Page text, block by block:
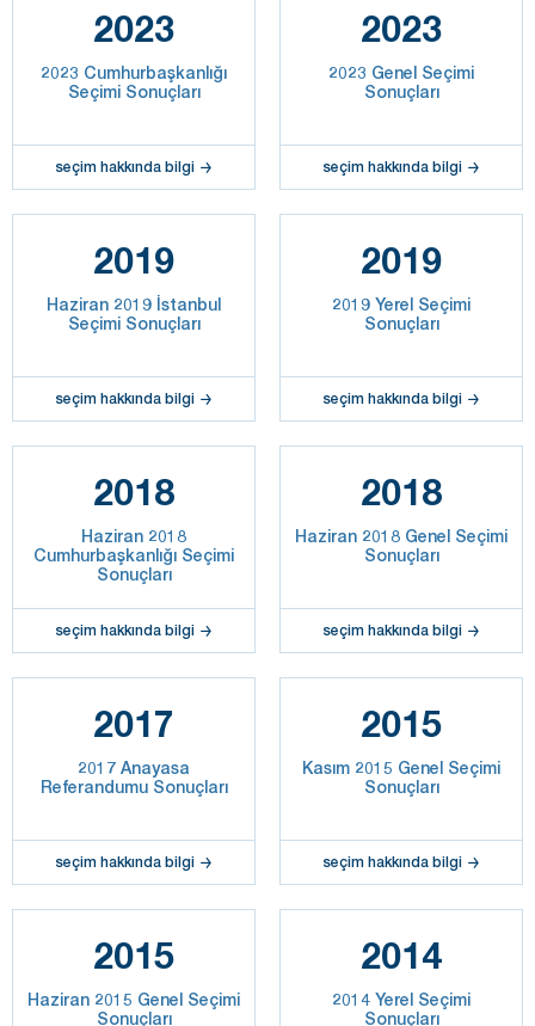
2023
2023 Cumhurbaşkanlığı
Seçimi Sonuçları
seçim hakkında bilgi
2023
2023 Genel Seçimi
Sonuçları
seçim hakkında bilgi
2019
Haziran 2019 İstanbul
Seçimi Sonuçları
seçim hakkında bilgi
2019
2019 Yerel Seçimi
Sonuçları
seçim hakkında bilgi
2018
Haziran 2018
Cumhurbaşkanlığı Seçimi
Sonuçları
seçim hakkında bilgi
2018
Haziran 2018 Genel Seçimi
Sonuçları
seçim hakkında bilgi
2017
2017 Anayasa
Referandumu Sonuçları
seçim hakkında bilgi
2015
Kasım 2015 Genel Seçimi
Sonuçları
seçim hakkında bilgi
2015
Haziran 2015 Genel Seçimi
Sonuçları
2014
2014 Yerel Seçimi
Sonuçları